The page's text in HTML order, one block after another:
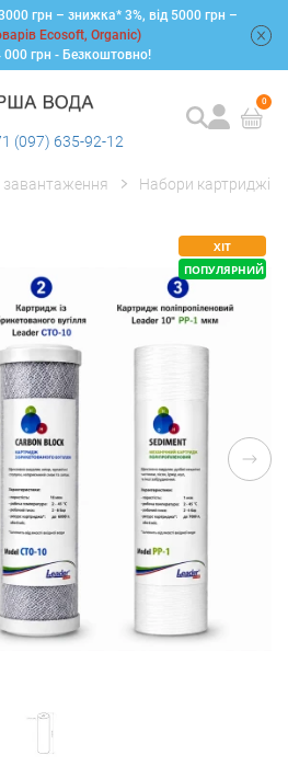
грн – знижка* 3%, від 5000 грн –
Ecosoft, Organic)
000 грн - Безкоштовно!
(097) 635-92-12
0
завантаження Набори картриджів
ХІТ
ПОПУЛЯРНИЙ